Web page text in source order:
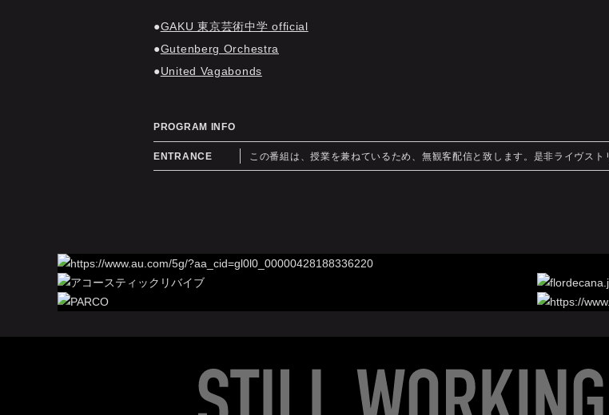
GAKU 東京芸術中学 official
Gutenberg Orchestra
United Vagabonds
PROGRAM INFO
ENTRANCE この番組は、授業を兼ねているため、無観客配信と致します。是非ライヴスト